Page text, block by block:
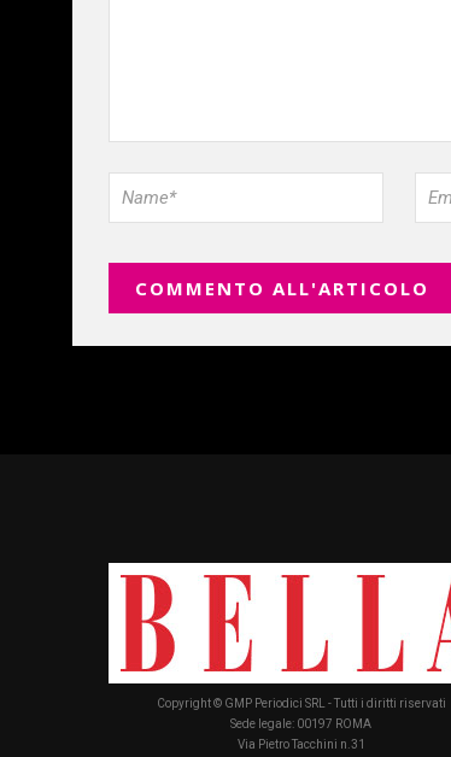
Copyright © GMP Periodici SRL - Tutti i diritti riservati
Sede legale: 00197 ROMA
Via Pietro Tacchini n.31